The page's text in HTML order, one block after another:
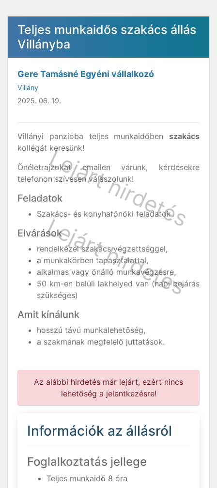
Teljes munkaidős szakács állás
Villányba
Gere Tamásné Egyéni vállalkozó
Villány
2025. 06. 19.
Villányi panzióba teljes munkaidőben szakács
kollégát keresünk!
Önéletrajzokat emailen várunk, kérdésekre
telefonon szívesen válaszolunk!
Feladatok
Szakács- és konyhafőnöki feladatok.
Elvárások
rendelkezel szakács végzettséggel,
a munkakörben tapasztalattal,
alkalmas vagy önálló munkavégzésre,
50 km-en belüli lakhelyed van (napi bejárás
szükséges)
Amit kínálunk
hosszú távú munkalehetőség,
a szakmának megfelelő juttatások.
Az alábbi hirdetés már lejárt, ezért nincs
lehetőség a jelentkezésre!
Információk az állásról
Foglalkoztatás jellege
Teljes munkaidő 8 óra